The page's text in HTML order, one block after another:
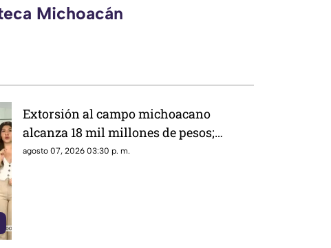
Michoacán
Extorsión al campo michoacano
alcanza 18 mil millones de pesos;
aguacate enfrenta crisis por
agosto 07, 2026 03:30 p. m.